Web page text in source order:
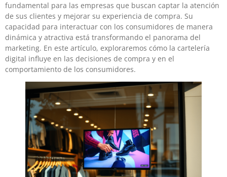
fundamental para las empresas que buscan captar la atención
de sus clientes y mejorar su experiencia de compra. Su
capacidad para interactuar con los consumidores de manera
dinámica y atractiva está transformando el panorama del
marketing. En este artículo, exploraremos cómo la cartelería
digital influye en las decisiones de compra y en el
comportamiento de los consumidores.